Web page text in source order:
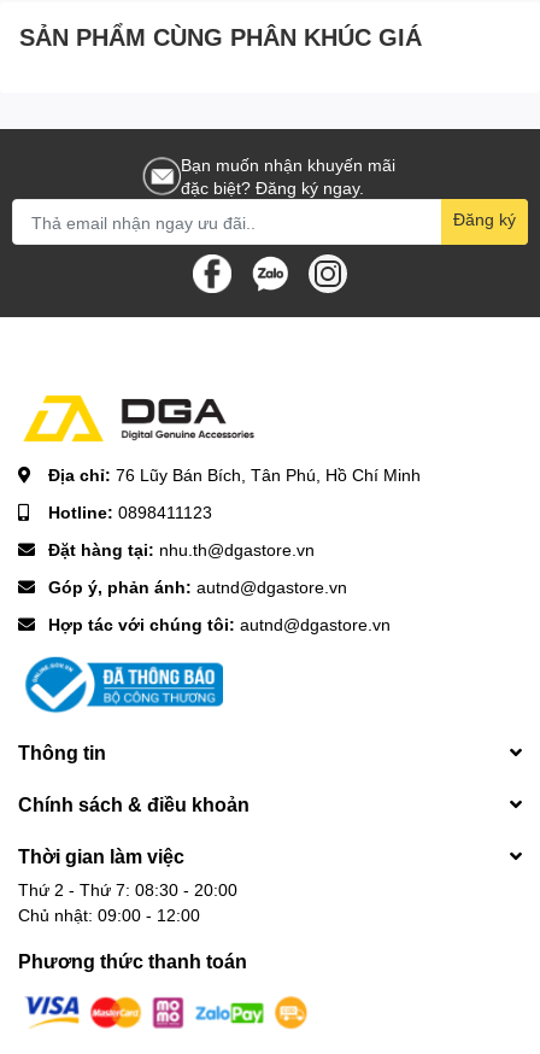
SẢN PHẨM CÙNG PHÂN KHÚC GIÁ
Bạn muốn nhận khuyến mãi
đặc biệt? Đăng ký ngay.
Đăng ký
Địa chỉ: 76 Lũy Bán Bích, Tân Phú, Hồ Chí Minh
Hotline: 0898411123
Đặt hàng tại: nhu.th@dgastore.vn
Góp ý, phản ánh: autnd@dgastore.vn
Hợp tác với chúng tôi: autnd@dgastore.vn
Thông tin
Chính sách & điều khoản
Thời gian làm việc
Thứ 2 - Thứ 7: 08:30 - 20:00
Chủ nhật: 09:00 - 12:00
Phương thức thanh toán